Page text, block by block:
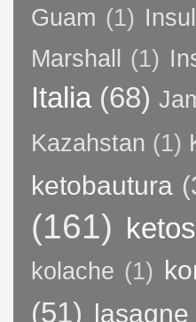
Guam (1)
Marshall
(1)
Italia (68)
Kazahstan (1)
ketobautura
(161)
kolache (1)
(51) lasagne